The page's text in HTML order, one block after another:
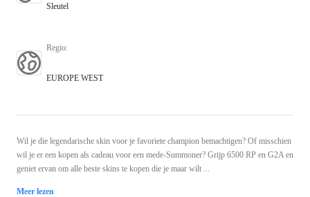
Sleutel
Regio:
EUROPE WEST
Wil je die legendarische skin voor je favoriete champion bemachtigen? Of misschien
wil je er een kopen als cadeau voor een mede-Summoner? Grijp 6500 RP en G2A en
geniet ervan om alle beste skins te kopen die je maar wilt ...
Meer lezen